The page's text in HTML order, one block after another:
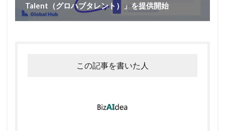
Talent（グロハブタレント）」を提供開始
この記事を書いた人